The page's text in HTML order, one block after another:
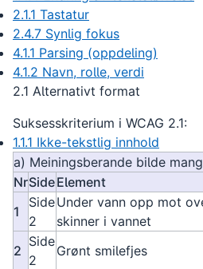
2.1.1 Tastatur
2.4.7 Synlig fokus
4.1.1 Parsing (oppdeling)
4.1.2 Navn, rolle, verdi
2.1 Alternativt format
Suksesskriterium i WCAG 2.1:
1.1.1 Ikke-tekstlig innhold
a) Meiningsberande bilde
NrSideElement
1
Side
2
Under vann opp mot
skinner i vannet
2
Side
2
Grønt smilefjes